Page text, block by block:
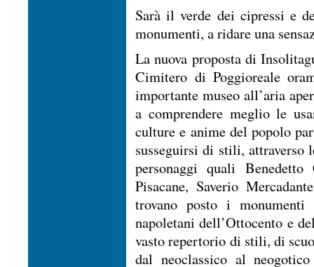
Sarà il verde dei cipressi e
monumenti, a ridare una
La nuova proposta di
Cimitero di Poggioreale
importante museo all’aria
a comprendere meglio le
culture e anime del popolo
susseguirsi di stili, attraverso
personaggi quali
Pisacane, Saverio
trovano posto i
napoletani dell’Ottocento e
vasto repertorio di stili, di
dal neoclassico al